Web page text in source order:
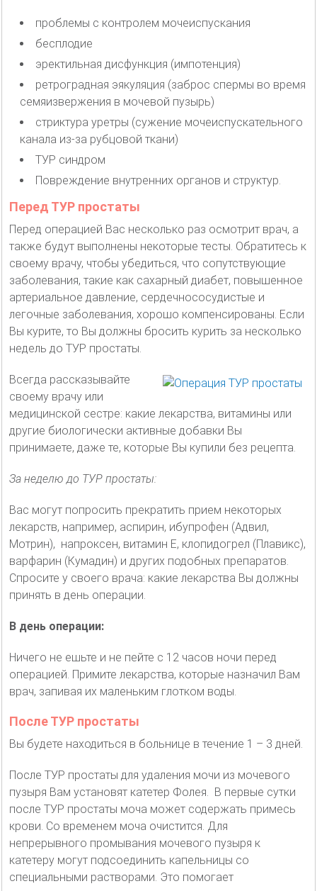
проблемы с контролем мочеиспускания
бесплодие
эректильная дисфункция (импотенция)
ретроградная эякуляция (заброс спермы во время
семяизвержения в мочевой пузырь)
стриктура уретры (сужение мочеиспускательного
канала из-за рубцовой ткани)
ТУР синдром
Повреждение внутренних органов и структур.
Перед ТУР простаты
Перед операцией Вас несколько раз осмотрит врач, а
также будут выполнены некоторые тесты. Обратитесь к
своему врачу, чтобы убедиться, что сопутствующие
заболевания, такие как сахарный диабет, повышенное
артериальное давление, сердечнососудистые и
легочные заболевания, хорошо компенсированы. Если
Вы курите, то Вы должны бросить курить за несколько
недель до ТУР простаты.
Всегда рассказывайте
своему врачу или
медицинской сестре: какие лекарства, витамины или
другие биологически активные добавки Вы
принимаете, даже те, которые Вы купили без рецепта.
За неделю до ТУР простаты:
Вас могут попросить прекратить прием некоторых
лекарств, например, аспирин, ибупрофен (Адвил,
Мотрин), напроксен, витамин Е, клопидогрел (Плавикс),
варфарин (Кумадин) и других подобных препаратов.
Спросите у своего врача: какие лекарства Вы должны
принять в день операции.
В день операции:
Ничего не ешьте и не пейте с 12 часов ночи перед
операцией. Примите лекарства, которые назначил Вам
врач, запивая их маленьким глотком воды.
После ТУР простаты
Вы будете находиться в больнице в течение 1 – 3 дней.
После ТУР простаты для удаления мочи из мочевого
пузыря Вам установят катетер Фолея. В первые сутки
после ТУР простаты моча может содержать примесь
крови. Со временем моча очистится. Для
непрерывного промывания мочевого пузыря к
катетеру могут подсоединить капельницы со
специальными растворами. Это помогает